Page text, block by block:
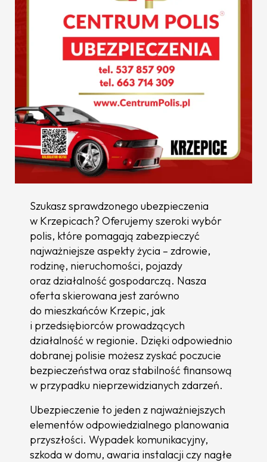
Szukasz sprawdzonego ubezpieczenia
w Krzepicach? Oferujemy szeroki wybór
polis, które pomagają zabezpieczyć
najważniejsze aspekty życia – zdrowie,
rodzinę, nieruchomości, pojazdy
oraz działalność gospodarczą. Nasza
oferta skierowana jest zarówno
do mieszkańców Krzepic, jak
i przedsiębiorców prowadzących
działalność w regionie. Dzięki odpowiednio
dobranej polisie możesz zyskać poczucie
bezpieczeństwa oraz stabilność finansową
w przypadku nieprzewidzianych zdarzeń.
Ubezpieczenie to jeden z najważniejszych
elementów odpowiedzialnego planowania
przyszłości. Wypadek komunikacyjny,
szkoda w domu, awaria instalacji czy nagłe